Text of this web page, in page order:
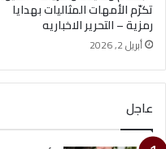
تكرّم الأمهات المثاليات بهدايا
رمزية – التحرير الاخباريه
أبريل 2, 2026
عاجل